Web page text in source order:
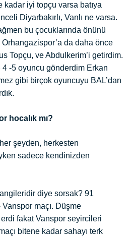
iyi topçu varsa batıya
Diyarbakırlı, Vanlı ne varsa.
bu çocuklarında önünü
da daha önce
Topçu, ve Abdulkerim’i getirdim.
-5 oyuncu gönderdim Erkan
gibi birçok oyuncuyu BAL’dan
hocalık mı?
şeyden, herkesten
sadece kendinizden
diye sorsak? 91
maçı. Düşme
erdi fakat Vanspor seyircileri
bitene kadar sahayı terk